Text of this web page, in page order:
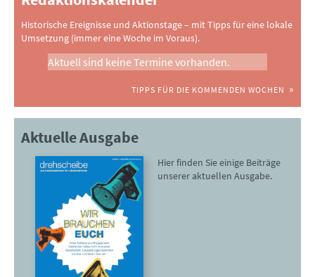
Historische Ereignisse und Aktionstage – mit Tipps für eine lokale
Umsetzung (immer eine Woche im Voraus).
Aktuell sind keine Termine vorhanden.
TIPPS FÜR DIE KOMMENDEN WOCHEN
Aktuelle Ausgabe
Hier finden Sie einige Beiträge
unserer aktuellen Ausgabe.